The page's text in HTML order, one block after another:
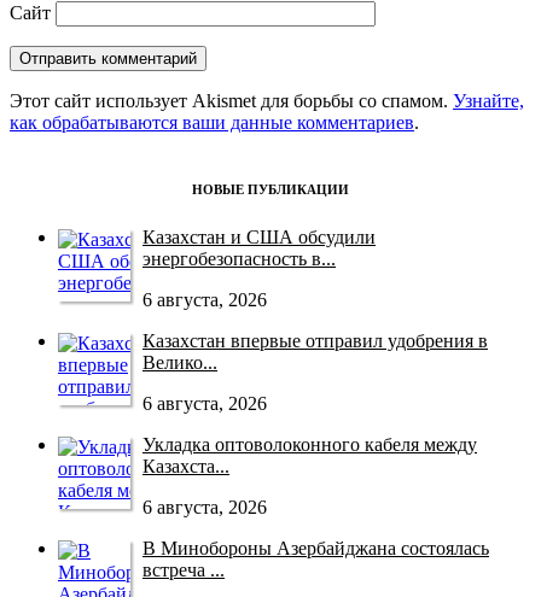
Сайт
Этот сайт использует Akismet для борьбы со спамом. Узнайте,
как обрабатываются ваши данные комментариев.
НОВЫЕ ПУБЛИКАЦИИ
Казахстан и США обсудили
энергобезопасность в...
6 августа, 2026
Казахстан впервые отправил удобрения в
Велико...
6 августа, 2026
Укладка оптоволоконного кабеля между
Казахста...
6 августа, 2026
В Минобороны Азербайджана состоялась
встреча ...